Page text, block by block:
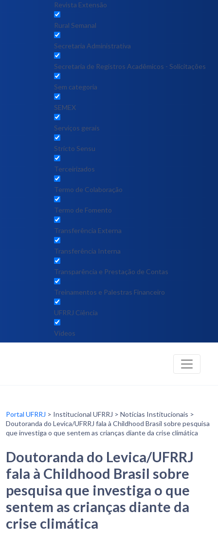
Revista Extensão
Rural Semanal
Secretaria Administrativa
Secretaria de Registros Acadêmicos - Solicitações
Sem categoria
SEMEX
Serviços gerais
Stricto Sensu
Terceirizados
Termo de Colaboração
Termo de Fomento
Transferência Externa
Transferência Interna
Transparência e Prestação de Contas
Treinamentos e Palestras Financeiro
UFRRJ Ciência
Vídeos
Portal UFRRJ > Institucional UFRRJ > Notícias Institucionais >
Doutoranda do Levica/UFRRJ fala à Childhood Brasil sobre pesquisa
que investiga o que sentem as crianças diante da crise climática
Doutoranda do Levica/UFRRJ
fala à Childhood Brasil sobre
pesquisa que investiga o que
sentem as crianças diante da
crise climática